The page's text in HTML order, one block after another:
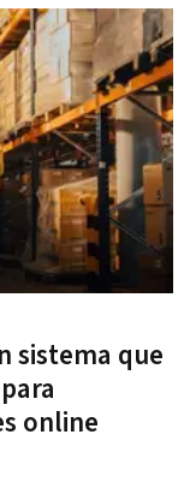
sistema que
online